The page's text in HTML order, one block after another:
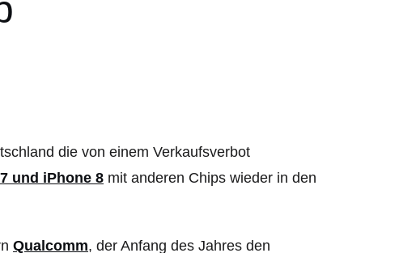
die von einem Verkaufsverbot
und iPhone 8 mit anderen Chips wieder in den
Qualcomm, der Anfang des Jahres den